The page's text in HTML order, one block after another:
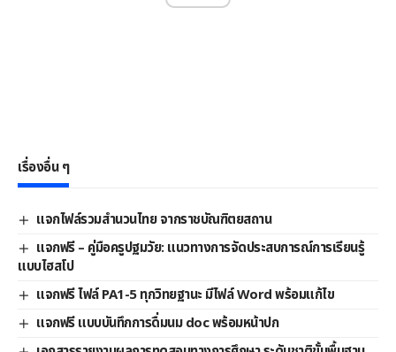
เรื่องอื่น ๆ
แจกไฟล์รวมสำนวนไทย จากราชบัณฑิตยสถาน
แจกฟรี – คู่มือครูปฐมวัย: แนวทางการจัดประสบการณ์การเรียนรู้
แบบไฮสโป
แจกฟรี ไฟล์ PA1-5 ทุกวิทยฐานะ มีไฟล์ Word พร้อมแก้ไข
แจกฟรี แบบบันทึกการดื่มนม doc พร้อมหน้าปก